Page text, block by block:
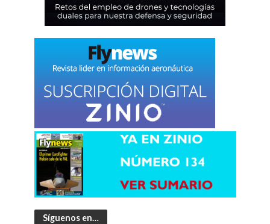
Síguenos en…